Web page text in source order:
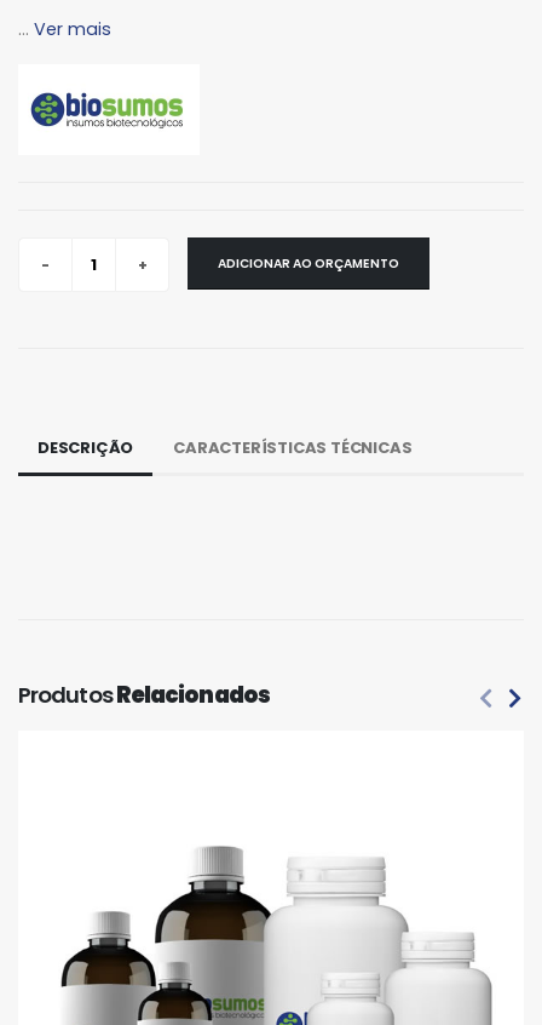
... Ver mais
ADICIONAR AO ORÇAMENTO
DESCRIÇÃO CARACTERÍSTICAS TÉCNICAS
ProdutosRelacionados